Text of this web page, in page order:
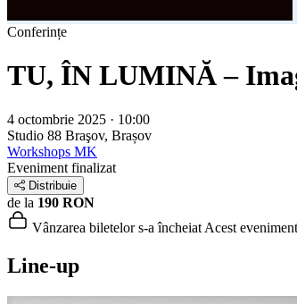
Conferințe
TU, ÎN LUMINĂ –
4 octombrie 2025 · 10:00
Studio 88 Braşov, Brașov
Workshops MK
Eveniment finalizat
Distribuie
de la 190 RON
Vânzarea biletelor s-a încheiat Acest
Line-up